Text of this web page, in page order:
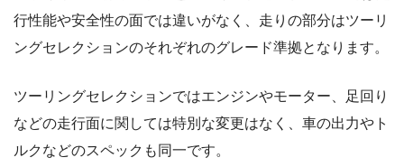
行性能や安全性の面では違いがなく、走りの部分はツーリ
ングセレクションのそれぞれのグレード準拠となります。
ツーリングセレクションではエンジンやモーター、足回り
などの走行面に関しては特別な変更はなく、車の出力やト
ルクなどのスペックも同一です。